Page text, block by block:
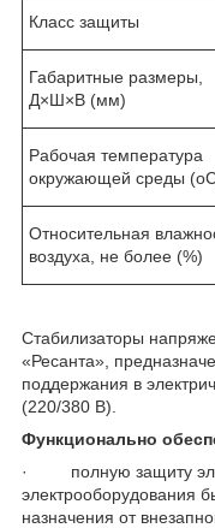
Класс защиты
Габаритные размеры,
Д×Ш×В (мм)
Рабочая температура
окружающей среды
Относительная
воздуха, не более (%)
Стабилизаторы
«Ресанта»,
поддержания в
(220/380 В).
Функционально
· полную защиту
электрооборудования
назначения от